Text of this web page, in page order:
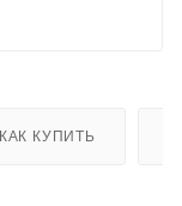
КАК КУПИТЬ